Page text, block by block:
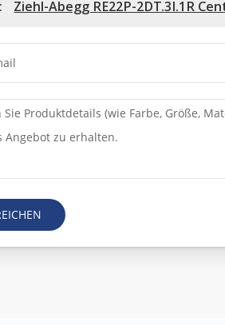
Ziehl-Abegg RE22P-2DT.3I.1R